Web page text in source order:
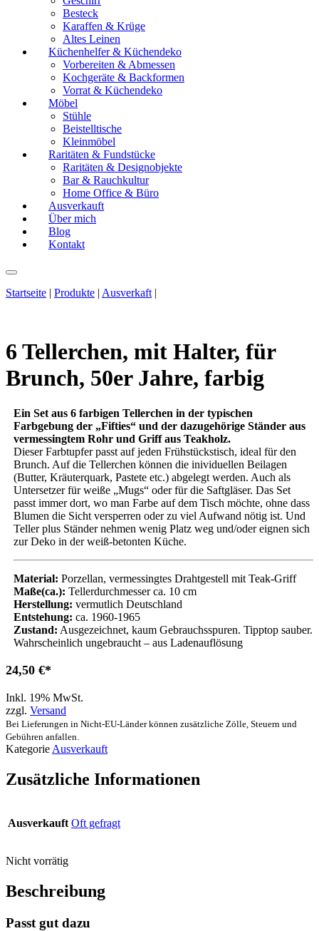
Besteck
Karaffen & Krüge
Altes Leinen
Küchenhelfer & Küchendeko
Vorbereiten & Abmessen
Kochgeräte & Backformen
Vorrat & Küchendeko
Möbel
Stühle
Beistelltische
Kleinmöbel
Raritäten & Fundstücke
Raritäten & Designobjekte
Bar & Rauchkultur
Home Office & Büro
Ausverkauft
Über mich
Blog
Kontakt
Startseite | Produkte | Ausverkaft |
6 Tellerchen, mit Halter, für
Brunch, 50er Jahre, farbig
Ein Set aus 6 farbigen Tellerchen in der typischen
Farbgebung der „Fifties“ und der dazugehörige Ständer aus
vermessingtem Rohr und Griff aus Teakholz.
Dieser Farbtupfer passt auf jeden Frühstückstisch, ideal für den
Brunch. Auf die Tellerchen können die inividuellen Beilagen
(Butter, Kräuterquark, Pastete etc.) abgelegt werden. Auch als
Untersetzer für weiße „Mugs“ oder für die Saftgläser. Das Set
passt immer dort, wo man Farbe auf dem Tisch möchte, ohne dass
Blumen die Sicht versperren oder zu viel Aufwand nötig ist. Und
Teller plus Ständer nehmen wenig Platz weg und/oder eignen sich
zur Deko in der weiß-betonten Küche.
Material: Porzellan, vermessingtes Drahtgestell mit Teak-Griff
Maße(ca.): Tellerdurchmesser ca. 10 cm
Herstellung: vermutlich Deutschland
Entstehung: ca. 1960-1965
Zustand: Ausgezeichnet, kaum Gebrauchsspuren. Tipptop sauber.
Wahrscheinlich ungebraucht – aus Ladenauflösung
24,50 €
Inkl. 19% MwSt.
zzgl. Versand
Bei Lieferungen in Nicht-EU-Länder können zusätzliche Zölle, Steuern und
Gebühren anfallen.
Kategorie Ausverkauft
Zusätzliche Informationen
Ausverkauft Oft gefragt
Nicht vorrätig
Beschreibung
Passt gut dazu